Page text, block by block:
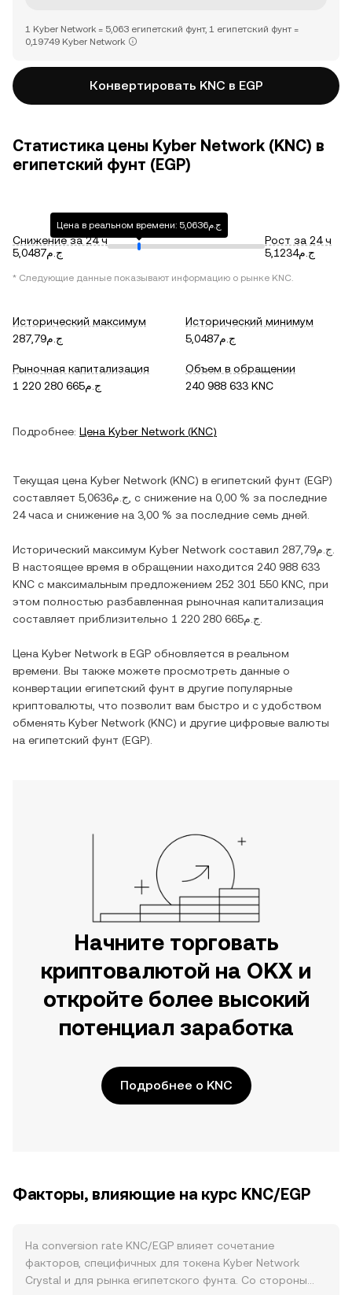
1 Kyber Network = 5,063 египетский фунт, 1 египетский фунт =
0,19749 Kyber Network
Конвертировать KNC в EGP
Статистика цены Kyber Network (KNC) в
египетский фунт (EGP)
Снижение за 24 ч
ج.م5,0487
Цена в реальном времени: ج.م5,0636
Рост за 24 ч
ج.م5,1234
* Следующие данные показывают информацию о рынке KNC.
Исторический максимум
ج.م287,79
Исторический минимум
ج.م5,0487
Рыночная капитализация
ج.م1 220 280 665
Объем в обращении
240 988 633 KNC
Подробнее: Цена Kyber Network (KNC)
Текущая цена Kyber Network (KNC) в египетский фунт (EGP)
составляет
ج.م5,0636 , c снижение на 0,00 % за последние
24 часа и снижение на 3,00 % за последние семь дней.
Исторический максимум Kyber Network составил ج.م287,79
В настоящее время в обращении находится 240 988 633
KNC с максимальным предложением 252 301 550 KNC , при
этом полностью разбавленная рыночная капитализация
составляет приблизительно
ج.م1 220 280 665
Цена Kyber Network в EGP обновляется в реальном
времени. Вы также можете просмотреть данные о
конвертации египетский фунт в другие популярные
криптовалюты, что позволит вам быстро и с удобством
обменять Kyber Network (KNC) и другие цифровые валюты
на египетский фунт (EGP).
Начните торговать
криптовалютой на OKX и
откройте более высокий
потенциал заработка
Подробнее о KNC
Факторы, влияющие на курс KNC/EGP
На conversion rate KNC/EGP влияет сочетание
факторов, специфичных для токена Kyber Network
Crystal и для рынка египетского фунта. Со стороны